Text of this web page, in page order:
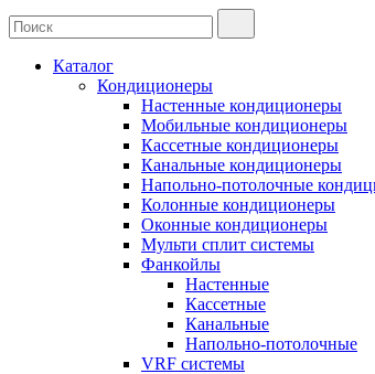
Каталог
Кондиционеры
Настенные кондиционеры
Мобильные кондиционеры
Кассетные кондиционеры
Канальные кондиционеры
Напольно-потолочные
Колонные кондиционеры
Оконные кондиционеры
Мульти сплит системы
Фанкойлы
Настенные
Кассетные
Канальные
Напольно-потолочные
VRF системы